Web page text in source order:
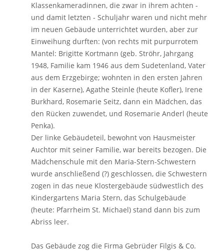
Klassenkameradinnen, die zwar in ihrem achten -
und damit letzten - Schuljahr waren und nicht mehr
im neuen Gebäude unterrichtet wurden, aber zur
Einweihung durften: (von rechts mit purpurrotem
Mantel: Brigitte Kortmann (geb. Ströhr, Jahrgang
1948, Familie kam 1946 aus dem Sudetenland, Vater
aus dem Erzgebirge; wohnten in den ersten Jahren
in der Kaserne), Agathe Steinle (heute Kofler), Irene
Burkhard, Rosemarie Seitz, dann ein Mädchen, das
den Rücken zuwendet, und Rosemarie Anderl (heute
Penka).
Der linke Gebäudeteil, bewohnt von Hausmeister
Auchtor mit seiner Familie, war bereits bezogen. Die
Mädchenschule mit den Maria-Stern-Schwestern
wurde anschließend (?) geschlossen, die Schwestern
zogen in das neue Klostergebäude südwestlich des
Kindergartens Maria Stern, das Schulgebäude
(heute: Pfarrheim St. Michael) stand dann bis zum
Abriss leer.
Das Gebäude zog die Firma Gebrüder Filgis & Co.